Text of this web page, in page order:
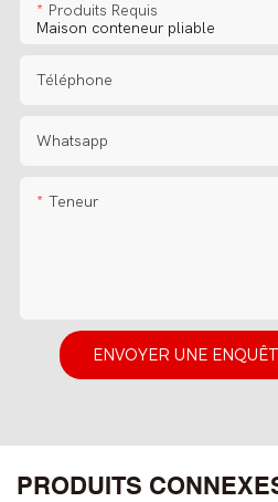
Produits Requis
Téléphone
Whatsapp
Teneur
ENVOYER UNE
PRODUITS